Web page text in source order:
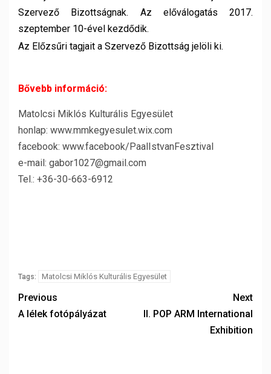
Szervező Bizottságnak. Az előválogatás 2017.
szeptember 10-ével kezdődik.
Az Előzsűri tagjait a Szervező Bizottság jelöli ki.
Bővebb információ:
Matolcsi Miklós Kulturális Egyesület
honlap: www.mmkegyesulet.wix.com
facebook: www.facebook/PaalIstvanFesztival
e-mail: gabor1027@gmail.com
Tel.: +36-30-663-6912
Tags: Matolcsi Miklós Kulturális Egyesület
Previous
A lélek fotópályázat
Next
II. POP ARM International
Exhibition